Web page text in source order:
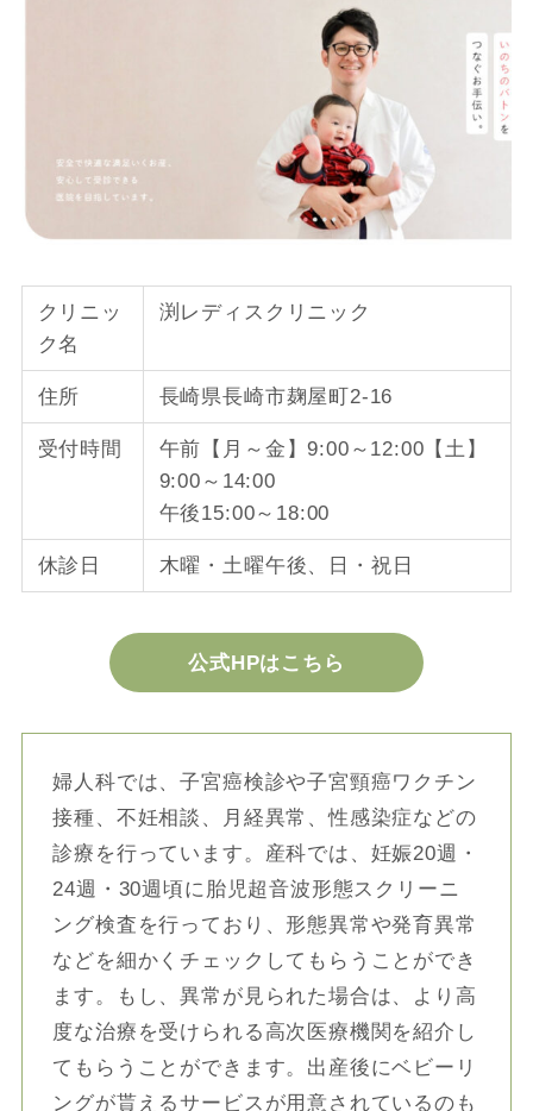
クリニッ
ク名
渕レディスクリニック
住所 長崎県長崎市麹屋町2-16
受付時間
午前【月～金】9:00～12:00【土】
9:00～14:00
午後15:00～18:00
休診日 木曜・土曜午後、日・祝日
公式HPはこちら
婦人科では、子宮癌検診や子宮頸癌ワクチン
接種、不妊相談、月経異常、性感染症などの
診療を行っています。産科では、妊娠20週・
24週・30週頃に胎児超音波形態スクリーニ
ング検査を行っており、形態異常や発育異常
などを細かくチェックしてもらうことができ
ます。もし、異常が見られた場合は、より高
度な治療を受けられる高次医療機関を紹介し
てもらうことができます。出産後にベビーリ
ングが貰えるサービスが用意されているのも